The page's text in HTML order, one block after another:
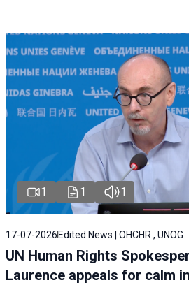
1 1 1
17-07-2026 Edited News | OHCHR , UNOG
UN Human Rights
Laurence appeals for calm